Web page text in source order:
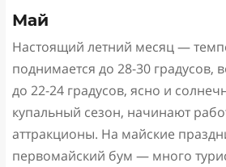
Май
Настоящий летний месяц —
поднимается до 28-30 градусов,
до 22-24 градусов, ясно и
купальный сезон, начинают
аттракционы. На майские
первомайский бум — много